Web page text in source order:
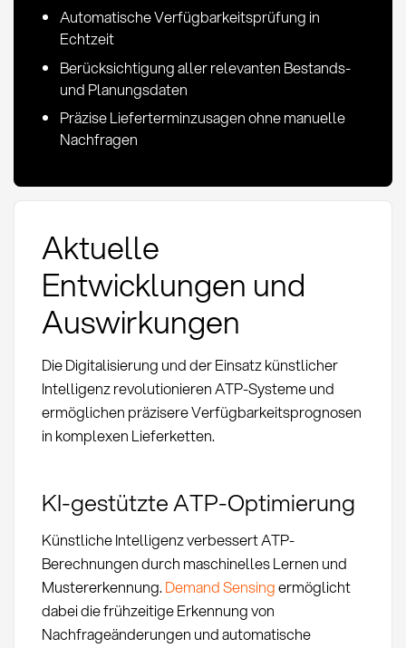
Automatische Verfügbarkeitsprüfung in
Echtzeit
Berücksichtigung aller relevanten Bestands-
und Planungsdaten
Präzise Lieferterminzusagen ohne manuelle
Nachfragen
Aktuelle
Entwicklungen und
Auswirkungen
Die Digitalisierung und der Einsatz künstlicher
Intelligenz revolutionieren ATP-Systeme und
ermöglichen präzisere Verfügbarkeitsprognosen
in komplexen Lieferketten.
KI-gestützte ATP-Optimierung
Künstliche Intelligenz verbessert ATP-
Berechnungen durch maschinelles Lernen und
Mustererkennung. Demand Sensingermöglicht
dabei die frühzeitige Erkennung von
Nachfrageänderungen und automatische